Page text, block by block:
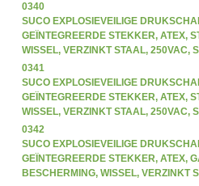
0340
SUCO EXPLOSIEVEILIGE
GEÏNTEGREERDE STEKKER, ATEX,
WISSEL, VERZINKT STAAL, 250VAC,
300 BAR
0341
SUCO EXPLOSIEVEILIGE
GEÏNTEGREERDE STEKKER, ATEX,
WISSEL, VERZINKT STAAL, 250VAC,
600 BAR
0342
SUCO EXPLOSIEVEILIGE
GEÏNTEGREERDE STEKKER, ATEX,
BESCHERMING, WISSEL, VERZINKT